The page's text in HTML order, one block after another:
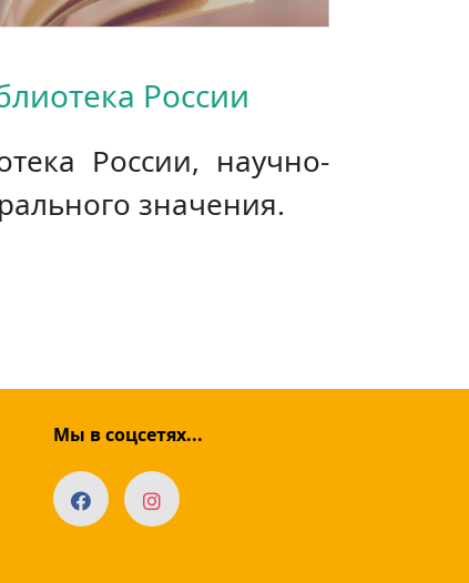
России
России, научно-
значения.
Мы в соцсетях...